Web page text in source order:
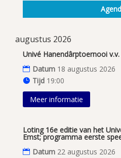
augustus 2026
Univé Hanendârptoernooi
Datum 18 augustus 2026
Tijd 19:00
Meer informatie
Loting 16e editie van het
Emst; programma eerste
Datum 22 augustus 2026